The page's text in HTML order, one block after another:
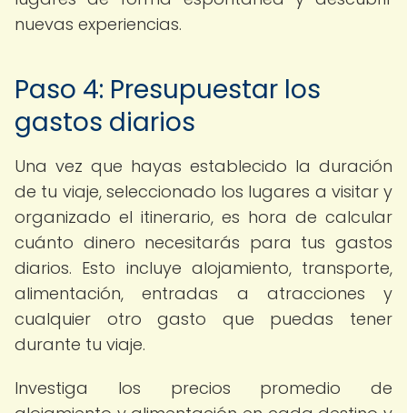
nuevas experiencias.
Paso 4: Presupuestar los
gastos diarios
Una vez que hayas establecido la duración
de tu viaje, seleccionado los lugares a visitar y
organizado el itinerario, es hora de calcular
cuánto dinero necesitarás para tus gastos
diarios. Esto incluye alojamiento, transporte,
alimentación, entradas a atracciones y
cualquier otro gasto que puedas tener
durante tu viaje.
Investiga los precios promedio de